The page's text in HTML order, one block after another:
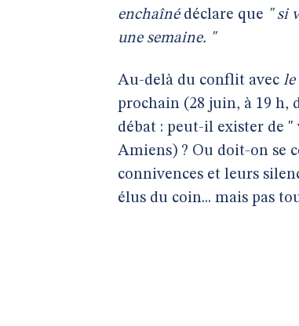
enchaînédéclare que " si
une semaine. "
Au-delà du conflit avec le
prochain (28 juin, à 19 h,
débat : peut-il exister de
Amiens) ? Ou doit-on se
connivences et leurs
élus du coin... mais pas